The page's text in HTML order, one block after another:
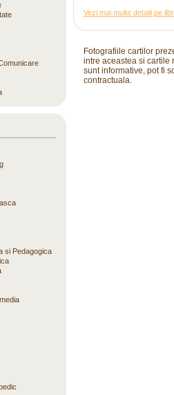
Vezi mai multe detalii pe
Fotografiile cartilor
intre aceastea si cartile
sunt informative, pot fi
contractuala.
si Pedagogica